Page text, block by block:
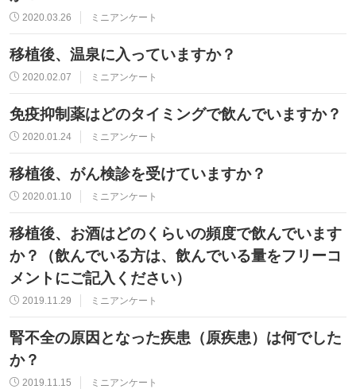
2020.03.26 ミニアンケート
移植後、温泉に入っていますか？
2020.02.07 ミニアンケート
免疫抑制薬はどのタイミングで飲んでいますか？
2020.01.24 ミニアンケート
移植後、がん検診を受けていますか？
2020.01.10 ミニアンケート
移植後、お酒はどのくらいの頻度で飲んでいます
か？（飲んでいる方は、飲んでいる量をフリーコ
メントにご記入ください）
2019.11.29 ミニアンケート
腎不全の原因となった疾患（原疾患）は何でした
か？
2019.11.15 ミニアンケート